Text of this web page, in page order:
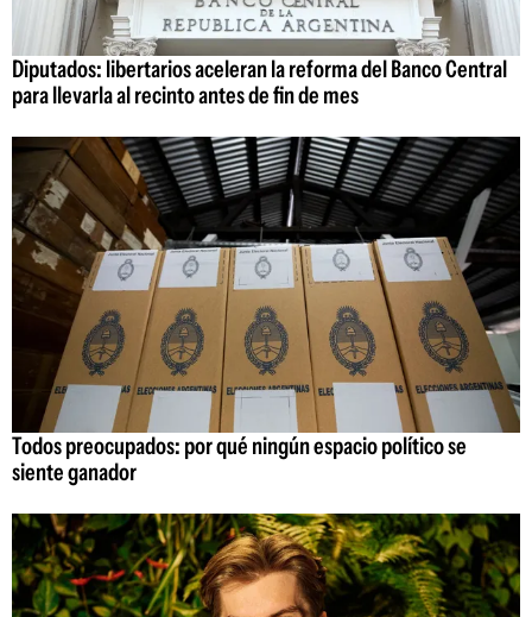
Diputados: libertarios aceleran la reforma del Banco Central
para llevarla al recinto antes de fin de mes
Todos preocupados: por qué ningún espacio político se
siente ganador